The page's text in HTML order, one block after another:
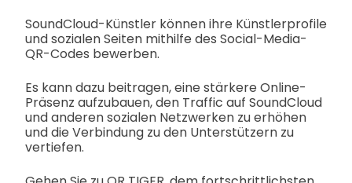
SoundCloud-Künstler können ihre Künstlerprofile
und sozialen Seiten mithilfe des Social-Media-
QR-Codes bewerben.
Es kann dazu beitragen, eine stärkere Online-
Präsenz aufzubauen, den Traffic auf SoundCloud
und anderen sozialen Netzwerken zu erhöhen
und die Verbindung zu den Unterstützern zu
vertiefen.